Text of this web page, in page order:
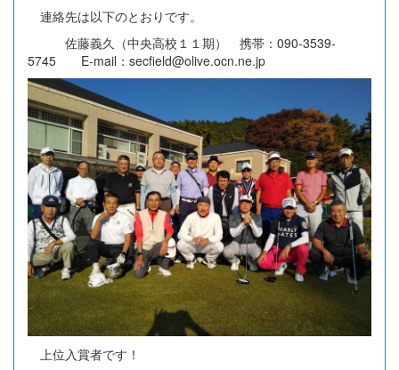
連絡先は以下のとおりです。
佐藤義久（中央高校１１期） 携帯：090-3539‐
5745 E‐mail：secfield@olive.ocn.ne.jp
上位入賞者です！